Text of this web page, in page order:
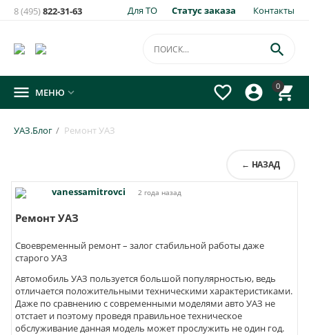
Для ТО Статус заказа Контакты
8 (495)822-31-63
0




 МЕНЮ 
УАЗ.Блог / Ремонт УАЗ
← НАЗАД
vanessamitrovci 2 года назад
Ремонт УАЗ
Своевременный ремонт – залог стабильной работы даже
старого УАЗ
Автомобиль УАЗ пользуется большой популярностью, ведь
отличается положительными техническими характеристиками.
Даже по сравнению с современными моделями авто УАЗ не
отстает и поэтому проведя правильное техническое
обслуживание данная модель может прослужить не один год.